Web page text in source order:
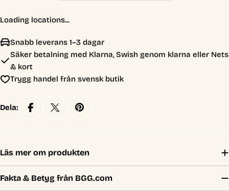
Loading locations...
Snabb leverans 1–3 dagar
Säker betalning med Klarna, Swish genom klarna eller Nets
& kort
Trygg handel från svensk butik
Dela:
Läs mer om produkten
Fakta & Betyg från BGG.com